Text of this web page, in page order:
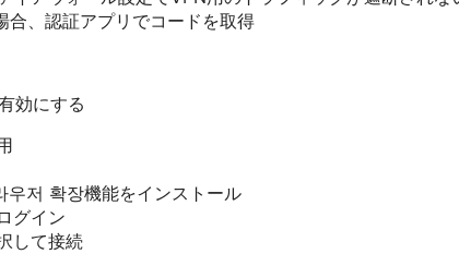
合、認証アプリでコードを取得
効にする
우저 확장機能をインストール
グイン
して接続